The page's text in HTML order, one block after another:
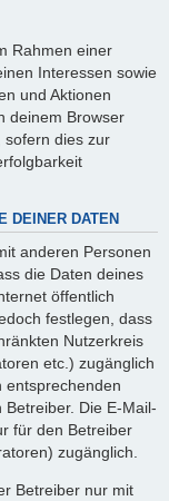
Rahmen einer
Interessen sowie
und Aktionen
deinem Browser
sofern dies zur
DEINER DATEN
anderen Personen
die Daten deines
öffentlich
festlegen, dass
Nutzerkreis
etc.) zugänglich
entsprechenden
Die E-Mail-
für den Betreiber
zugänglich.
Betreiber nur mit